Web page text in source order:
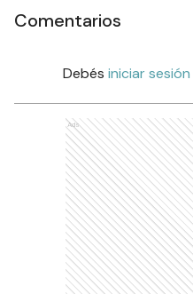
Comentarios
Debés iniciar sesión
Ads